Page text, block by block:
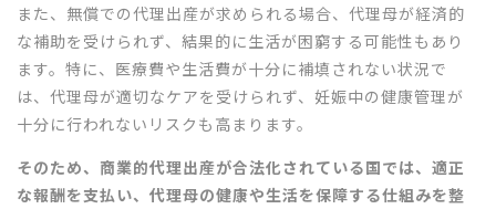
また、無償での代理出産が求められる場合、代理母が経済的
な補助を受けられず、結果的に生活が困窮する可能性もあり
ます。特に、医療費や生活費が十分に補填されない状況で
は、代理母が適切なケアを受けられず、妊娠中の健康管理が
十分に行われないリスクも高まります。
そのため、商業的代理出産が合法化されている国では、適正
な報酬を支払い、代理母の健康や生活を保障する仕組みを整